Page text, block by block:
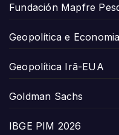
Fundación Mapfre
Geopolítica e Economia
Geopolítica Irã-EUA
Goldman Sachs
IBGE PIM 2026